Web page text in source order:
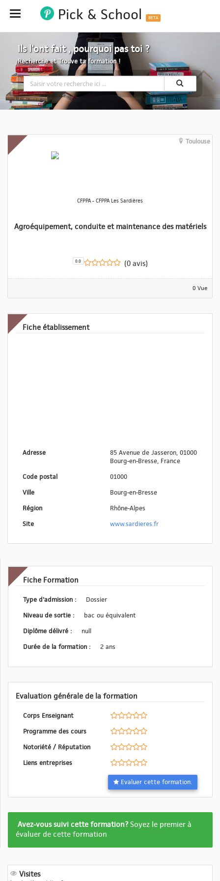
Hide Pick & School BETA
Ils l'ont fait , pourquoi pas toi ?
Recherche et Trouve ta formation !
Toulouse
CFPPA - CFPPA Les Sardières
Agroéquipement, conduite et maintenance des matériels
0.0 (0 avis)
0 Vue
Fiche établissement
Adresse
85 Avenue de Jasseron, 01000
Bourg-en-Bresse, France
Code postal
01000
Ville
Bourg-en-Bresse
Région
Rhône-Alpes
Site
www.sardieres.fr
Fiche Formation
Type d'admission :
Dossier
Niveau de sortie :
bac ou équivalent
Diplôme délivré :
null
Durée de la formation :
2 ans
Evaluation générale de la formation
Corps Enseignant
Programme des cours
Notoriété / Réputation
Liens entreprises
Evaluer cette formation.
Formation
pas
Avez-vous suivi cette formation?Soyez le premier à
évaluer de cette formation
Visites